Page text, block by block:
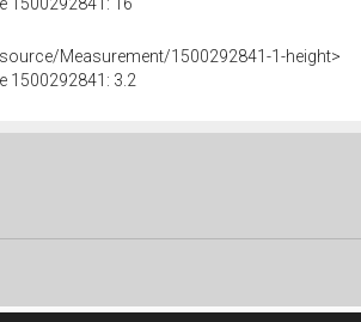
Measurement/1500292841-1-height>
1500292841: 3.2